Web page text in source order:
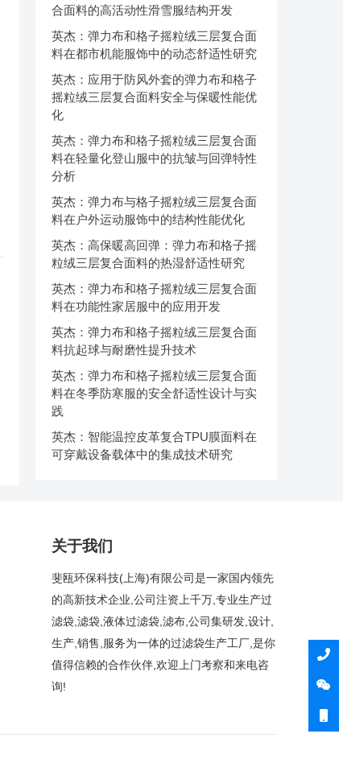
合面料的高活动性滑雪服结构开发
英杰：弹力布和格子摇粒绒三层复合面
料在都市机能服饰中的动态舒适性研究
英杰：应用于防风外套的弹力布和格子
摇粒绒三层复合面料安全与保暖性能优
化
英杰：弹力布和格子摇粒绒三层复合面
料在轻量化登山服中的抗皱与回弹特性
分析
英杰：弹力布与格子摇粒绒三层复合面
料在户外运动服饰中的结构性能优化
英杰：高保暖高回弹：弹力布和格子摇
粒绒三层复合面料的热湿舒适性研究
英杰：弹力布和格子摇粒绒三层复合面
料在功能性家居服中的应用开发
英杰：弹力布和格子摇粒绒三层复合面
料抗起球与耐磨性提升技术
英杰：弹力布和格子摇粒绒三层复合面
料在冬季防寒服的安全舒适性设计与实
践
英杰：智能温控皮革复合TPU膜面料在
可穿戴设备载体中的集成技术研究
关于我们
斐瓯环保科技(上海)有限公司是一家国内领先
的高新技术企业,公司注资上千万,专业生产过
滤袋,滤袋,液体过滤袋,滤布,公司集研发,设计,
生产,销售,服务为一体的过滤袋生产工厂,是你
值得信赖的合作伙伴,欢迎上门考察和来电咨
询!